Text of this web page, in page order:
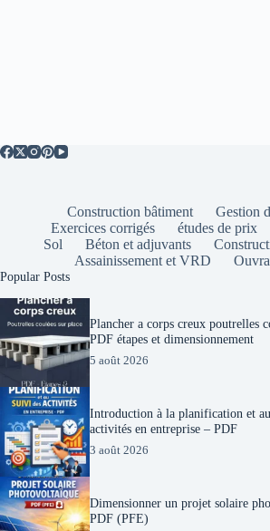
Construction bâtiment
Gestion
Exercices corrigés
études de prix
Sol
Béton et adjuvants
Assainissement et VRD
Popular Posts
Plancher a corps creux poutrelles
PDF étapes et dimensionnement
5 août 2026
Introduction à la planification et
activités en entreprise – PDF
3 août 2026
Dimensionner un projet solaire
PDF (PFE)